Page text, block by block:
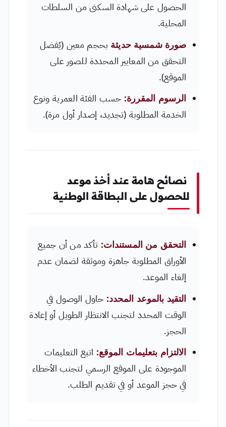
الحصول على شهادة السكنى من السلطات
المحلية.
صورة شمسية حديثة بحجم معين (يُفضل
التحقق من المعايير المحددة للصور على
الموقع).
الرسوم المقررة: حسب الفئة العمرية ونوع
الخدمة المطلوبة (تجديد، إصدار أول مرة).
نصائح هامة عند أخذ موعد
للحصول على البطاقة الوطنية
التحقق من المستندات: تأكد من أن جميع
الأوراق المطلوبة جاهزة وموثقة لضمان عدم
إلغاء الموعد.
التقيد بالموعد المحدد: حاول الوصول في
الوقت المحدد لتجنب الانتظار الطويل أو إعادة
الحجز.
الالتزام بتعليمات الموقع: اتبع التعليمات
الموجودة على الموقع الرسمي لتجنب الأخطاء
في حجز الموعد أو في تقديم الطلب.